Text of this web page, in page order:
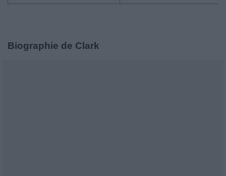
Biographie de Clark